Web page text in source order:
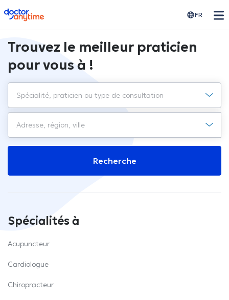
doctoranytime FR
Trouvez le meilleur praticien
pour vous à !
Recherche
Spécialités à
Acupuncteur
Cardiologue
Chiropracteur